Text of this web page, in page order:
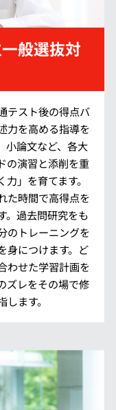
般選抜対
テスト後の得点バ
力を高める指導を
小論文など、各大
の演習と添削を重
」を育てます。
た時間で高得点を
。過去問研究をも
のトレーニングを
身につけます。ど
わせた学習計画を
ズレをその場で修
ます。